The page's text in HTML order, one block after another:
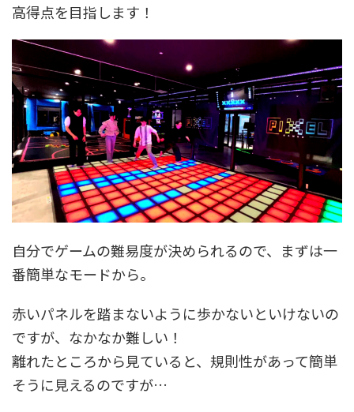
高得点を目指します！
自分でゲームの難易度が決められるので、まずは一
番簡単なモードから。
赤いパネルを踏まないように歩かないといけないの
ですが、なかなか難しい！
離れたところから見ていると、規則性があって簡単
そうに見えるのですが…